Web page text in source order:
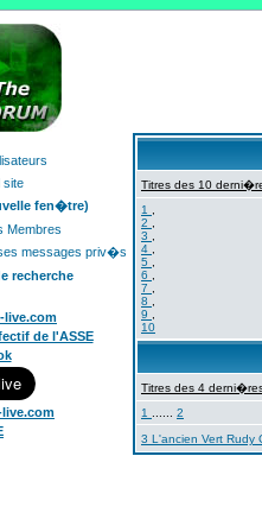
site
fen�tre)
Membres
messages priv�s
recherche
live.com
de l'ASSE
live.com
Titres des 10
1
2
3
4
5
6
7
8
9
10
Titres des 4
1
2
3 L'ancien Vert